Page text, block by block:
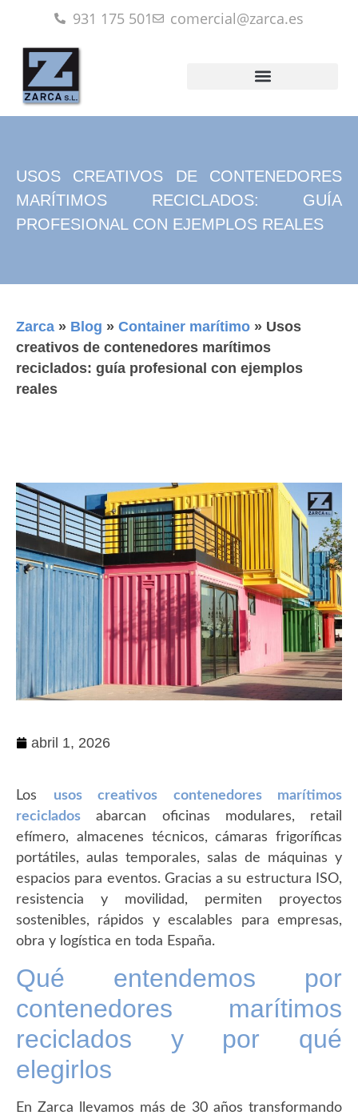
931 175 501 comercial@zarca.es
USOS CREATIVOS DE CONTENEDORES
MARÍTIMOS RECICLADOS: GUÍA
PROFESIONAL CON EJEMPLOS REALES
Zarca » Blog » Container marítimo » Usos
creativos de contenedores marítimos
reciclados: guía profesional con ejemplos
reales
abril 1, 2026
Los usos creativos contenedores marítimos
reciclados abarcan oficinas modulares, retail
efímero, almacenes técnicos, cámaras frigoríficas
portátiles, aulas temporales, salas de máquinas y
espacios para eventos. Gracias a su estructura ISO,
resistencia y movilidad, permiten proyectos
sostenibles, rápidos y escalables para empresas,
obra y logística en toda España.
Qué entendemos por
contenedores marítimos
reciclados y por qué
elegirlos
En Zarca llevamos más de 30 años transformando